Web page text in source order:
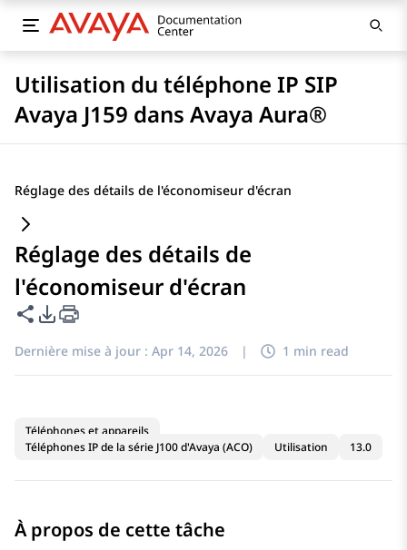
Utilisation du téléphone IP SIP
Avaya J159 dans Avaya Aura®
Réglage des détails de l'économiseur d'écran
Réglage des détails de
l'économiseur d'écran
Partager cette page
Options d'exportation PDF
Dernière mise à jour : Apr 14, 2026 | 1 min read
Téléphones et appareils
Téléphones IP de la série J100 d'Avaya (ACO)
Utilisation 13.0
À propos de cette tâche